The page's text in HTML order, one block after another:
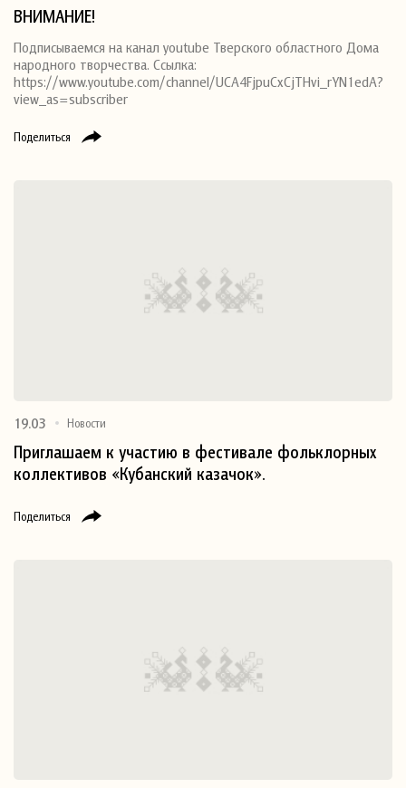
Поделиться
ВНИМАНИЕ!
Подписываемся на канал youtube Тверского областного Дома
народного творчества. Ссылка:
https://www.youtube.com/channel/UCA4FjpuCxCjTHvi_rYN1edA?
view_as=subscriber
Поделиться
19.03 Новости
Приглашаем к участию в фестивале фольклорных
коллективов «Кубанский казачок».